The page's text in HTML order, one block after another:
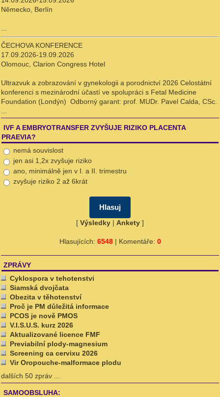
ZPRÁVY
Cyklospora v tehotenstvi
Siamská dvojčata
Obezita v těhotenství
Proč je PM důležitá informace
PCOS je nově PMOS
V.I.S.U.S. kurz 2026
Aktualizované licence FMF
Previabilní plody-magnesium
Screening ca cervixu 2026
Vir Oropouche-malformace plodu
dalších 50 zpráv ...
Německo, Berlín
ČECHOVA KONFERENCE
17.09.2026-19.09.2026
Olomouc, Clarion Congress Hotel
Ultrazvuk a zobrazování v gynekologii a porodnictví 2026 Celostátní
konferenci s mezinárodní účastí ve spolupráci s Fetal Medicine
Foundation (Londýn) Odborný garant: prof. MUDr. Pavel Calda, CSc.
IVF A EMBRYOTRANSFER ZVYŠUJE RIZIKO PLACENTA
PRAEVIA?
nemá souvislost
jen asi 1,2x zvyšuje riziko
ano, minimálně jen v I. a II. trimestru
zvyšuje riziko 2 až 6krát
[ Výsledky | Ankety ]
Hlasujících: 6548| Komentáře: 0
SAMOOBSLUHA: